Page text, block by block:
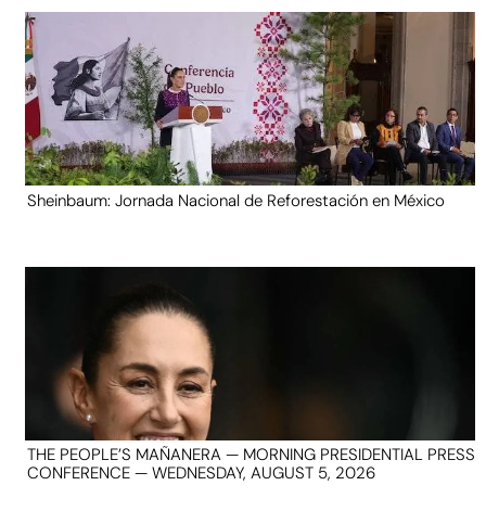
Sheinbaum: Jornada Nacional de Reforestación en México
THE PEOPLE’S MAÑANERA — MORNING PRESIDENTIAL PRESS
CONFERENCE — WEDNESDAY, AUGUST 5, 2026